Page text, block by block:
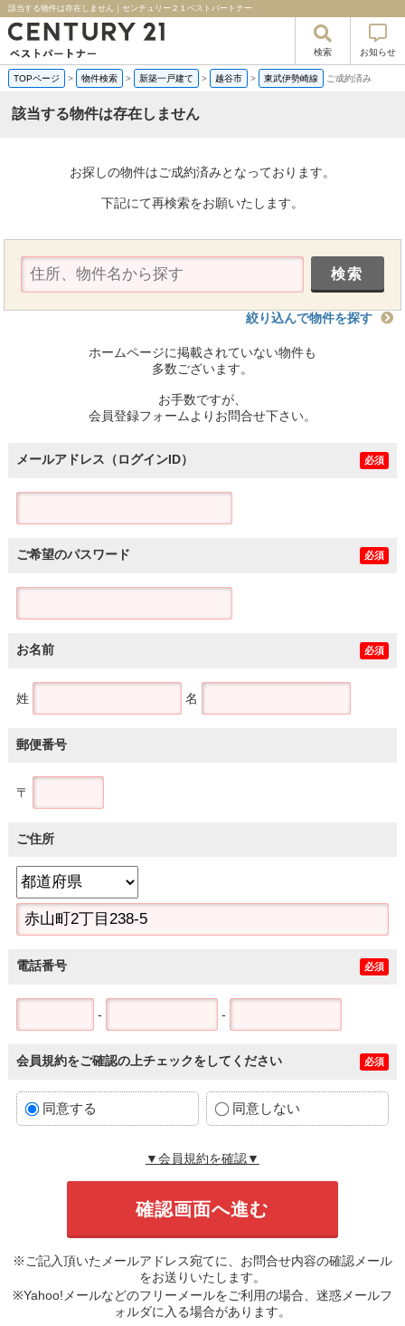
該当する物件は存在しません｜センチュリー２１ベストパートナー
検索 お知らせ
TOPページ > 物件検索 > 新築一戸建て > 越谷市 > 東武伊勢崎線 ご成約済み
該当する物件は存在しません
お探しの物件はご成約済みとなっております。
下記にて再検索をお願いたします。
絞り込んで物件を探す
ホームページに掲載されていない物件も
多数ございます。
お手数ですが、
会員登録フォームよりお問合せ下さい。
メールアドレス（ログインID） 必須
ご希望のパスワード 必須
お名前 必須
姓 名
郵便番号
〒
ご住所
電話番号 必須
- -
会員規約をご確認の上チェックをしてください 必須
同意する 同意しない
▼会員規約を確認▼
※ご記入頂いたメールアドレス宛てに、お問合せ内容の確認メール
をお送りいたします。
※Yahoo!メールなどのフリーメールをご利用の場合、迷惑メールフ
ォルダに入る場合があります。